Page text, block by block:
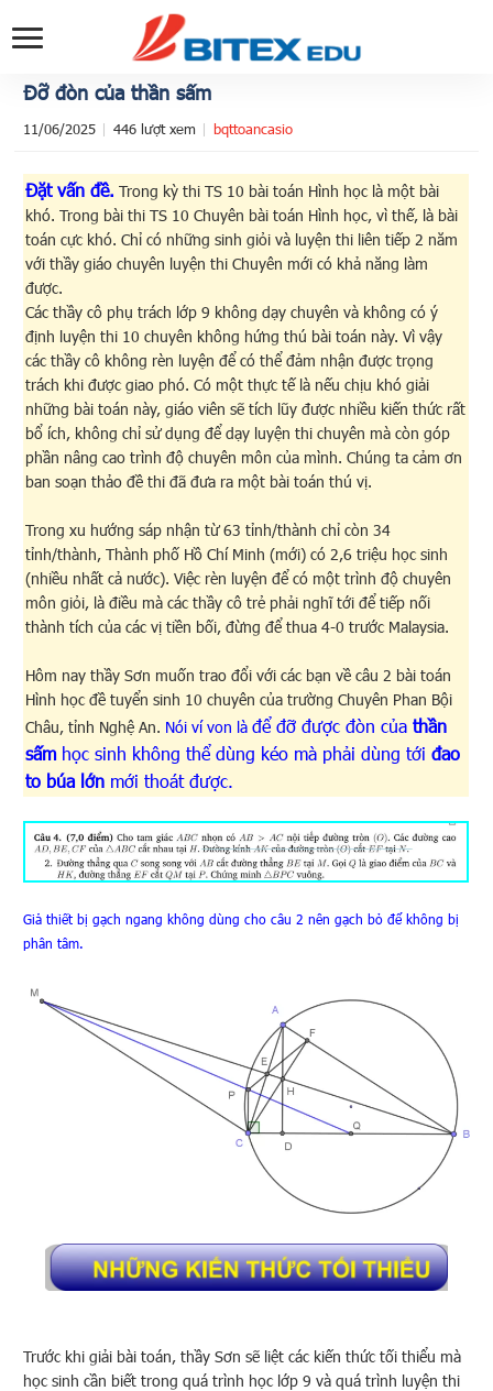
Đỡ đòn của thần sấm
11/06/2025 446 lượt xem bqttoancasio
Đặt vấn đề. Trong kỳ thi TS 10 bài toán Hình học là một bài
khó. Trong bài thi TS 10 Chuyên bài toán Hình học, vì thế, là bài
toán cực khó. Chỉ có những sinh giỏi và luyện thi liên tiếp 2 năm
với thầy giáo chuyên luyện thi Chuyên mới có khả năng làm
được.
Các thầy cô phụ trách lớp 9 không dạy chuyên và không có ý
định luyện thi 10 chuyên không hứng thú bài toán này. Vì vậy
các thầy cô không rèn luyện để có thể đảm nhận được trọng
trách khi được giao phó. Có một thực tế là nếu chịu khó giải
những bài toán này, giáo viên sẽ tích lũy được nhiều kiến thức rất
bổ ích, không chỉ sử dụng để dạy luyện thi chuyên mà còn góp
phần nâng cao trình độ chuyên môn của mình. Chúng ta cảm ơn
ban soạn thảo đề thi đã đưa ra một bài toán thú vị.
Trong xu hướng sáp nhận từ 63 tỉnh/thành chỉ còn 34
tỉnh/thành, Thành phố Hồ Chí Minh (mới) có 2,6 triệu học sinh
(nhiều nhất cả nước). Việc rèn luyện để có một trình độ chuyên
môn giỏi, là điều mà các thầy cô trẻ phải nghĩ tới để tiếp nối
thành tích của các vị tiền bối, đừng để thua 4-0 trước Malaysia.
Hôm nay thầy Sơn muốn trao đổi với các bạn về câu 2 bài toán
Hình học đề tuyển sinh 10 chuyên của trường Chuyên Phan Bội
Châu, tỉnh Nghệ An. Nói ví von làđể đỡ được đòn củathần
sấmhọc sinh không thể dùng kéo mà phải dùng tớiđao
to búa lớn mới thoát được.
Giả thiết bị gạch ngang không dùng cho câu 2 nên gạch bỏ để không bị
phân tâm.
Trước khi giải bài toán, thầy Sơn sẽ liệt các kiến thức tối thiểu mà
học sinh cần biết trong quá trình học lớp 9 và quá trình luyện thi